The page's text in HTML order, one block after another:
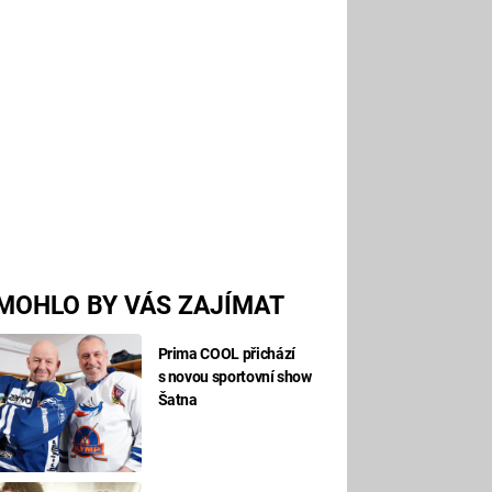
BY VÁS ZAJÍMAT
Prima COOL přichází
s novou sportovní show
Šatna